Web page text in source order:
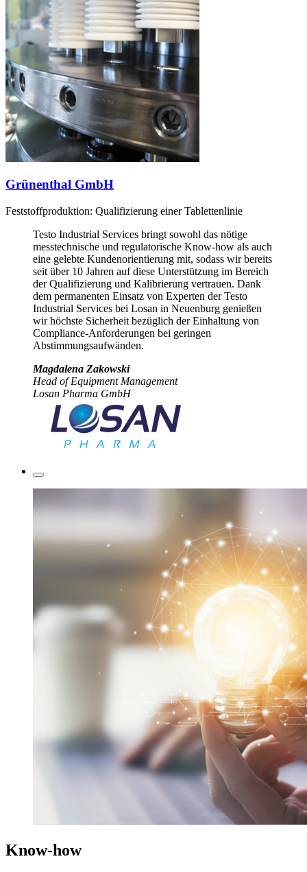
Grünenthal GmbH
Feststoffproduktion: Qualifizierung einer Tablettenlinie
Testo Industrial Services bringt sowohl das nötige
messtechnische und regulatorische Know-how als auch
eine gelebte Kundenorientierung mit, sodass wir bereits
seit über 10 Jahren auf diese Unterstützung im Bereich
der Qualifizierung und Kalibrierung vertrauen. Dank
dem permanenten Einsatz von Experten der Testo
Industrial Services bei Losan in Neuenburg genießen
wir höchste Sicherheit bezüglich der Einhaltung von
Compliance-Anforderungen bei geringen
Abstimmungsaufwänden.
Magdalena Zakowski
Head of Equipment Management
Losan Pharma GmbH
Know-how